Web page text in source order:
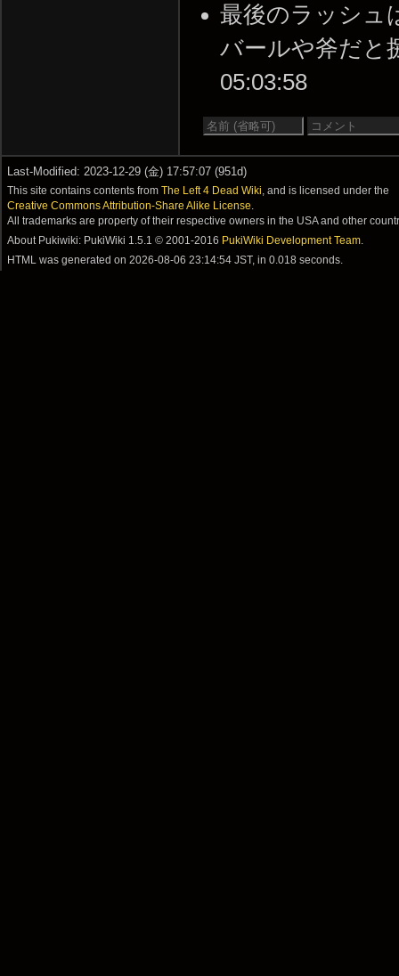
最後のラッシュ
バールや斧だと
05:03:58
Last-Modified: 2023-12-29 (金) 17:57:07 (951d)
This site contains contents from The Left 4 Dead Wiki, and is licensed under the
Creative Commons Attribution-Share Alike License.
All trademarks are property of their respective owners in the USA and other
About Pukiwiki: PukiWiki 1.5.1 © 2001-2016 PukiWiki Development Team
HTML was generated on2026-08-06 23:14:54 JST, in 0.018 seconds.